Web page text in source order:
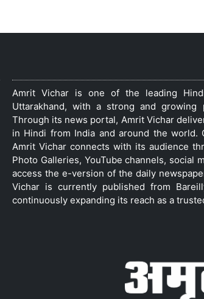
Amrit Vichar is one of the leading
Uttarakhand, with a strong and growing
Through its news portal, Amrit Vichar
in Hindi from India and around the world.
Amrit Vichar connects with its audience
Photo Galleries, YouTube channels, social
access the e-version of the daily
Vichar is currently published from
continuously expanding its reach as a